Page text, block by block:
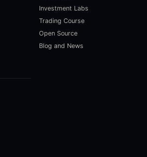
Investment Labs
Trading Course
Open Source
Blog and News